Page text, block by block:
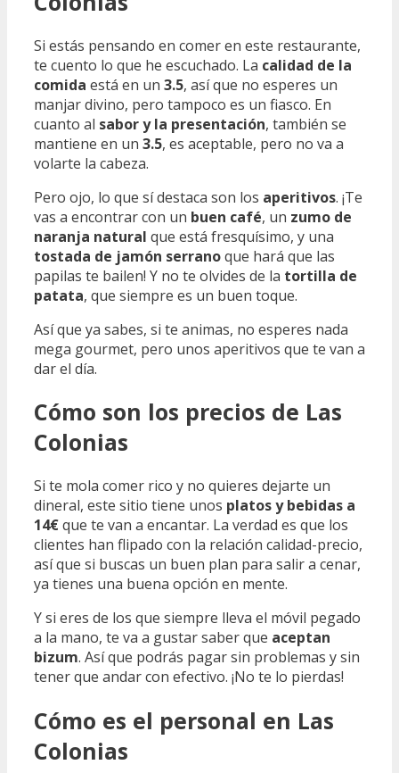
Si estás pensando en comer en este restaurante,
te cuento lo que he escuchado. La calidad de la
comida está en un 3.5, así que no esperes un
manjar divino, pero tampoco es un fiasco. En
cuanto al sabor y la presentación, también se
mantiene en un 3.5, es aceptable, pero no va a
volarte la cabeza.
Pero ojo, lo que sí destaca son los aperitivos. ¡Te
vas a encontrar con un buen café, un zumo de
naranja natural que está fresquísimo, y una
tostada de jamón serranoque hará que las
papilas te bailen! Y no te olvides de la tortilla de
patata, que siempre es un buen toque.
Así que ya sabes, si te animas, no esperes nada
mega gourmet, pero unos aperitivos que te van a
dar el día.
Cómo son los precios de Las
Colonias
Si te mola comer rico y no quieres dejarte un
dineral, este sitio tiene unos platos y bebidas a
14€que te van a encantar. La verdad es que los
clientes han flipado con la relación calidad-precio,
así que si buscas un buen plan para salir a cenar,
ya tienes una buena opción en mente.
Y si eres de los que siempre lleva el móvil pegado
a la mano, te va a gustar saber que aceptan
bizum. Así que podrás pagar sin problemas y sin
tener que andar con efectivo. ¡No te lo pierdas!
Cómo es el personal en Las
Colonias